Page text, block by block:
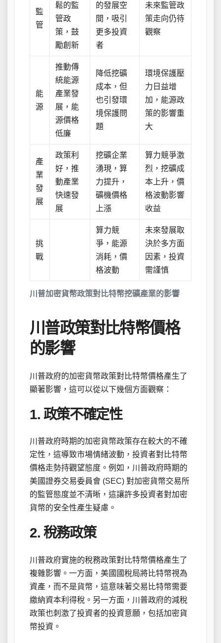
川普加密貨幣政策對比特幣挖礦產業的影響
監
管
鬆的監
管政
策，鼓
勵創新
的發展空
間，吸引
更多投資
者
未來監管政
策走向仍待
觀察
能
源
推動傳
統能源
產業發
展，能
源價格
低廉
降低挖礦
成本，但
也引發環
境保護問
題
環境保護壓
力日益增
加，能源政
策的影響重
大
產
業
發
展
政策利
好，推
動產業
快速發
展
挖礦企業
湧現，算
力提升，
礦機價格
上漲
算力競爭激
烈，挖礦成
本上升，價
格波動影響
收益
挑
戰
算力競
爭，能源
消耗，價
格波動
未來發展取
決於多方面
因素，投資
需謹慎
川普政策對比特幣價格
的影響
川普政府的加密貨幣政策對比特幣價格產生了
顯著影響，這可以從以下幾個方面觀察：
1. 政策不確定性
川普政府時期的加密貨幣政策存在較大的不確
定性，這導致市場情緒波動，投資者對比特幣
價格走勢持觀望態度。例如，川普政府時期的
美國證券交易委員會 (SEC) 對加密貨幣交易所
的監管態度並不清晰，這讓許多投資者對加密
貨幣的安全性產生疑慮。
2. 稅務政策
川普政府實施的稅務政策對比特幣價格產生了
複雜影響。一方面，美國國稅局將比特幣視為
資產，而不是貨幣，這意味著交易比特幣需要
繳納資本利得稅。另一方面，川普政府的減稅
政策也刺激了投資者的投資意願，包括加密貨
幣投資。